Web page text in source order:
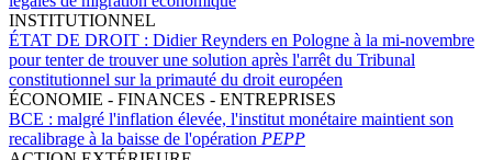
INSTITUTIONNEL
ÉTAT DE DROIT : Didier Reynders en Pologne à la mi-novembre
pour tenter de trouver une solution après l'arrêt du Tribunal
constitutionnel sur la primauté du droit européen
ÉCONOMIE - FINANCES - ENTREPRISES
BCE : malgré l'inflation élevée, l'institut monétaire maintient son
recalibrage à la baisse de l'opération PEPP